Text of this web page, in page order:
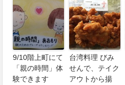
9/10階上町にて
「親の時間」体
験できます
台湾料理 びみ
せんで、テイク
アウトから揚